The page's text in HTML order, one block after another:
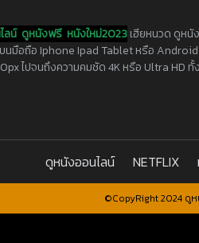
ลน์ ดูหนังฟรี หนังใหม่2023เฮียหนวด ดูหนั
นมือถือ Iphone Ipad Tablet หรือ
ไปจนถึงความคมชัด 4K หรือ Ultra HD
ดูหนังออนไลน์ NETFLIX
©CopyRight 2024 ดู